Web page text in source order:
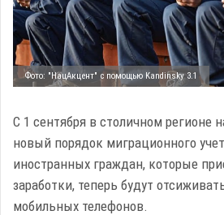
Фото: "НацАкцент" с помощью Kandinsky 3.1
С 1 сентября в столичном регионе
новый порядок миграционного
иностранных граждан, которые
заработки, теперь будут
мобильных телефонов.